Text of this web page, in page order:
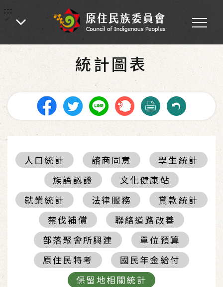
:::
:::
首頁 統計圖表
統計圖表
人口統計 諮商同意
學生統計
族語認證
文化健康站
就業統計
法律服務
貸款統計
禁伐補償
聯絡道路改善
部落聚會所興建
單位預算
原住民特考
國民年金給付
保留地相關統計